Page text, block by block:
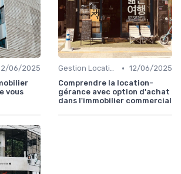
06/2025
vous
Gestion Locative et Asset Management • 12/06/2025
Comprendre la location-
gérance avec option d'achat
dans l'immobilier commercial